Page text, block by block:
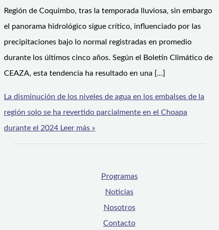
Región de Coquimbo, tras la temporada lluviosa, sin embargo
el panorama hidrológico sigue crítico, influenciado por las
precipitaciones bajo lo normal registradas en promedio
durante los últimos cinco años. Según el Boletín Climático de
CEAZA, esta tendencia ha resultado en una […]
La disminución de los niveles de agua en los embalses de la
región solo se ha revertido parcialmente en el Choapa
durante el 2024 Leer más »
Programas
Noticias
Nosotros
Contacto